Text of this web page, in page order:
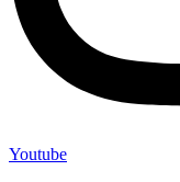
Youtube